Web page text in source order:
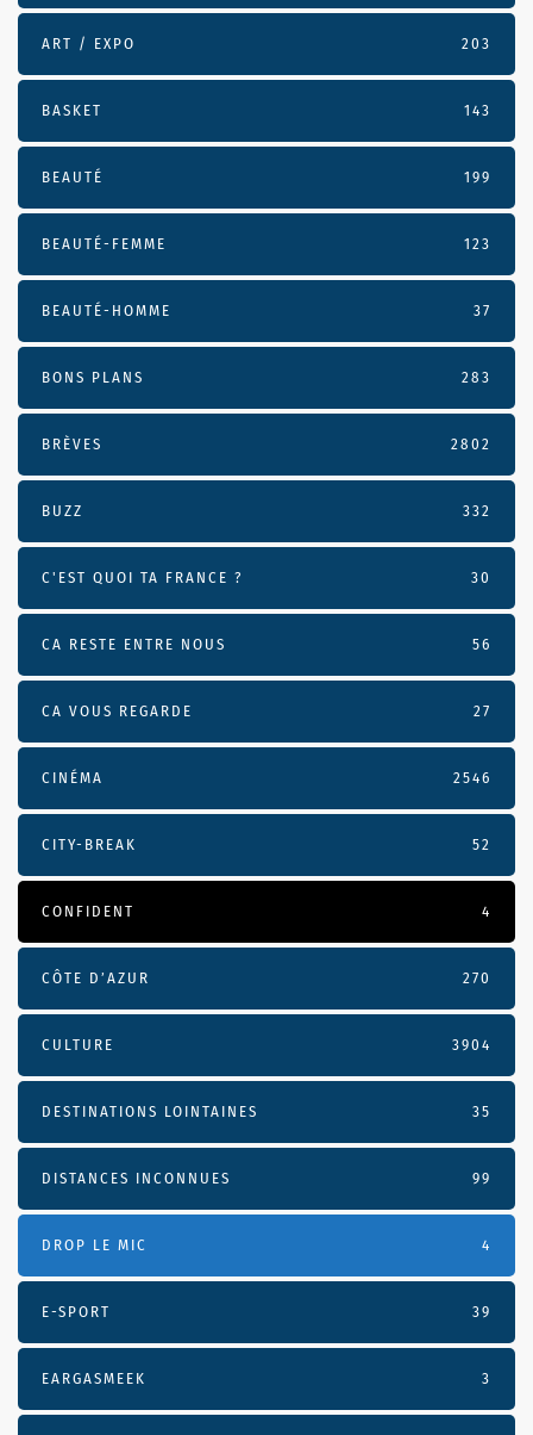
ART / EXPO 203
BASKET 143
BEAUTÉ 199
BEAUTÉ-FEMME 123
BEAUTÉ-HOMME 37
BONS PLANS 283
BRÈVES 2802
BUZZ 332
C'EST QUOI TA FRANCE ? 30
CA RESTE ENTRE NOUS 56
CA VOUS REGARDE 27
CINÉMA 2546
CITY-BREAK 52
CONFIDENT 4
CÔTE D’AZUR 270
CULTURE 3904
DESTINATIONS LOINTAINES 35
DISTANCES INCONNUES 99
DROP LE MIC 4
E-SPORT 39
EARGASMEEK 3